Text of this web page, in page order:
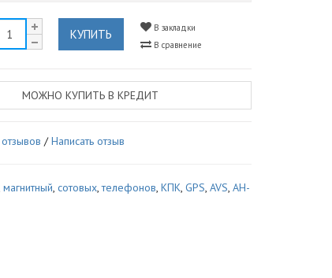
КУПИТЬ
В закладки
В сравнение
МОЖНО КУПИТЬ В КРЕДИТ
/Написать отзыв
магнитный,сотовых,телефонов,КПК,GPS,AVS,AH-